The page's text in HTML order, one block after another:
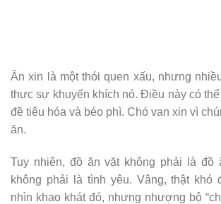
Ăn xin là một thói quen xấu, nhưng
thực sự khuyến khích nó. Điều này có
đề tiêu hóa và béo phì. Chó van xin vì
ăn.
Tuy nhiên, đồ ăn vặt không phải là đồ
không phải là tình yêu. Vâng, thật khó
nhìn khao khát đó, nhưng nhượng bộ